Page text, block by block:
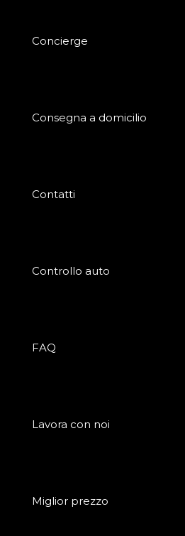
Concierge
Consegna a domicilio
Contatti
Controllo auto
FAQ
Lavora con noi
Miglior prezzo